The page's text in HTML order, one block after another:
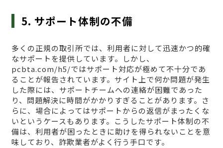
5. サポート体制の不備
多くの正規の取引所では、利用者に対して迅速かつ的確
なサポートを提供しています。しかし、
pcbta.com/h5/ではサポート対応が極めて不十分であ
ることが報告されています。サイト上で何か問題が発生
した際には、サポートチームへの連絡が困難であった
り、問題解決に時間がかかりすぎることがあります。さ
らに、場合によってはサポートからの返信がまったくな
いというケースもあります。こうしたサポート体制の不
備は、利用者が困ったときに助けを得られないことを意
味しており、詐欺業者がよく行う手口です。